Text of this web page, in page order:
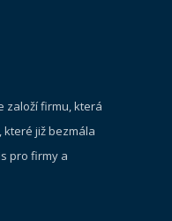
založí firmu, která
které již bezmála
pro firmy a